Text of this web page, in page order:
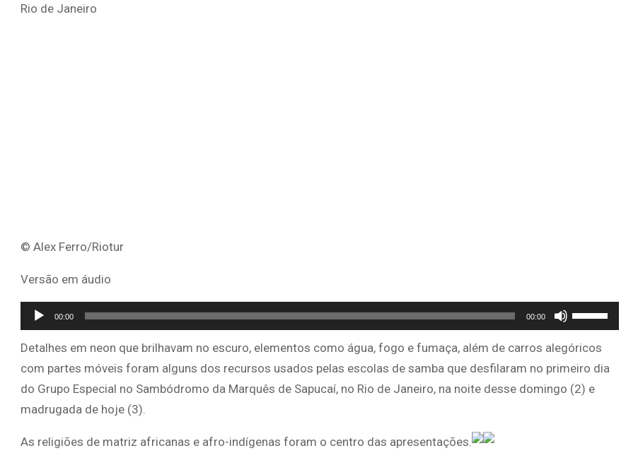
Rio de Janeiro
© Alex Ferro/Riotur
Versão em áudio
Tocador
de
áudio
00:00 00:00
Use
as
setas
para
cima
Detalhes em neon que brilhavam no escuro, elementos como água, fogo e fumaça, além de carros alegóricos
com partes móveis foram alguns dos recursos usados pelas escolas de samba que desfilaram no primeiro dia
do Grupo Especial no Sambódromo da Marquês de Sapucaí, no Rio de Janeiro, na noite desse domingo (2) e
madrugada de hoje (3).
As religiões de matriz africanas e afro-indígenas foram o centro das apresentações.